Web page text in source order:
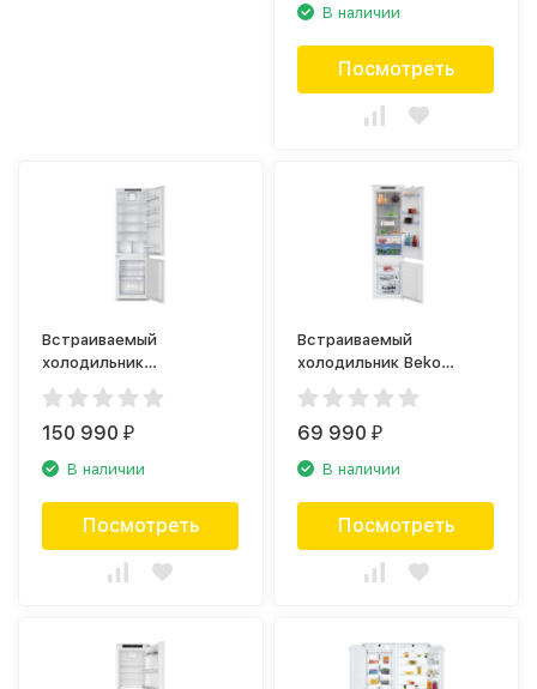
В наличии
Посмотреть
Встраиваемый
холодильник
Kuppersbusch FKG
8310.1i
150 990₽
В наличии
Посмотреть
Встраиваемый
холодильник Beko
BCNA306E2S
69 990₽
В наличии
Посмотреть